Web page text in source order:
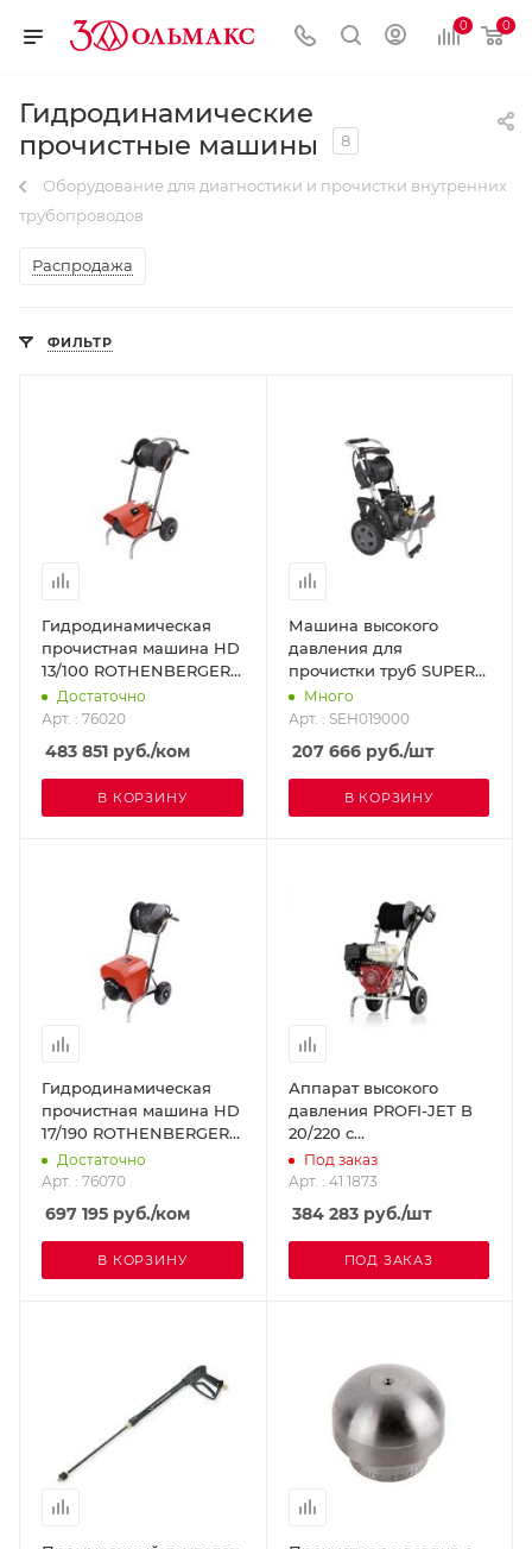
0 0
Гидродинамические
прочистные машины
8
Оборудование для диагностики и прочистки внутренних
трубопроводов
Распродажа
ФИЛЬТР
Гидродинамическая
прочистная машина HD
13/100 ROTHENBERGER
76020
Достаточно
Арт. : 76020
483 851 руб./ком
В КОРЗИНУ
Машина высокого
давления для
прочистки труб SUPER-
EGO SEH019000
Много
Арт. : SEH019000
207 666руб./шт
В КОРЗИНУ
Гидродинамическая
прочистная машина HD
17/190 ROTHENBERGER
76070
Достаточно
Арт. : 76070
697 195 руб./ком
В КОРЗИНУ
Аппарат высокого
давления PROFI-JET B
20/220 с
гидродинамическим
шлангом 40 м и
прочитсной насадкой
KRANZLE 41.1873
Под заказ
Арт. : 41.1873
384 283руб./шт
ПОД ЗАКАЗ